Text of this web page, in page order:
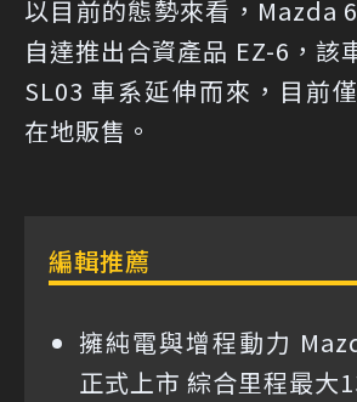
以目前的態勢來看，Mazda
自達推出合資產品 EZ-6，該
SL03 車系延伸而來，目前
在地販售。
編輯推薦
擁純電與增程動力
正式上市 綜合里程最大